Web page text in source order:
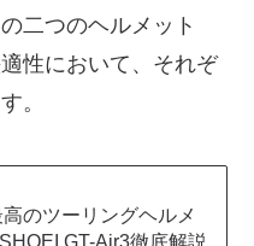
二つのヘルメット
性において、それぞ
。
のツーリングヘルメ
GT-Air3徹底解説